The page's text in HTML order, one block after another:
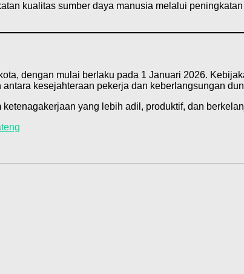
kualitas sumber daya manusia melalui
dengan mulai berlaku pada 1 Januari 2026.
kesejahteraan pekerja dan keberlangsungan
yang lebih adil, produktif, dan